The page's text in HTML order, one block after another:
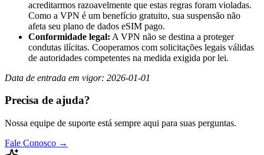
acreditarmos razoavelmente que estas regras foram violadas.
Como a VPN é um benefício gratuito, sua suspensão não
afeta seu plano de dados eSIM pago.
Conformidade legal: A VPN não se destina a proteger
condutas ilícitas. Cooperamos com solicitações legais válidas
de autoridades competentes na medida exigida por lei.
Data de entrada em vigor: 2026-01-01
Precisa de ajuda?
Nossa equipe de suporte está sempre aqui para suas perguntas.
Fale Conosco →